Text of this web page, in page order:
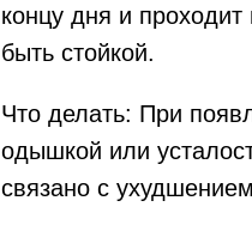
концу дня и
быть стойкой.
Что делать: При
одышкой или
связано с